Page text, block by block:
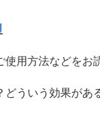
使用方法などをお
どういう効果があ